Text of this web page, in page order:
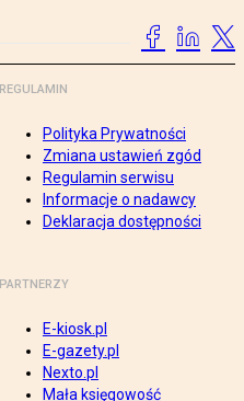
REGULAMIN
Polityka Prywatności
Zmiana ustawień zgód
Regulamin serwisu
Informacje o nadawcy
Deklaracja dostępności
PARTNERZY
E-kiosk.pl
E-gazety.pl
Nexto.pl
Mała księgowość